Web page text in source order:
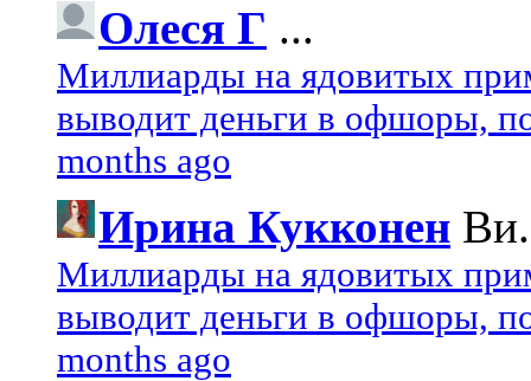
Олеся Г ...
Миллиарды на ядовитых
выводит деньги в офшоры,
months ago
Ирина Кукконен
Миллиарды на ядовитых
выводит деньги в офшоры,
months ago